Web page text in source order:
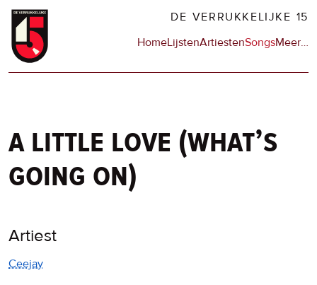
Overslaan
naar
DE VERRUKKELIJKE 15
Hoofdnavigatie
HomeLijstenArtiestenSongsMeerop
…
a little love (what’s
going on)
Artiest
Ceejay